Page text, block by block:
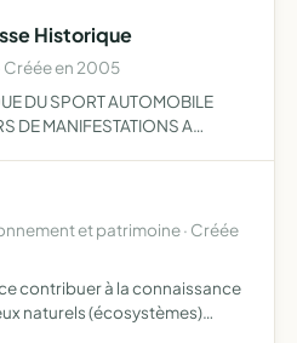
LA RELAT…
Historique
Créée en 2005
DU SPORT AUTOMOBILE
DE MANIFESTATIONS A
et patrimoine · Créée
contribuer à la connaissance
naturels (écosystèmes)